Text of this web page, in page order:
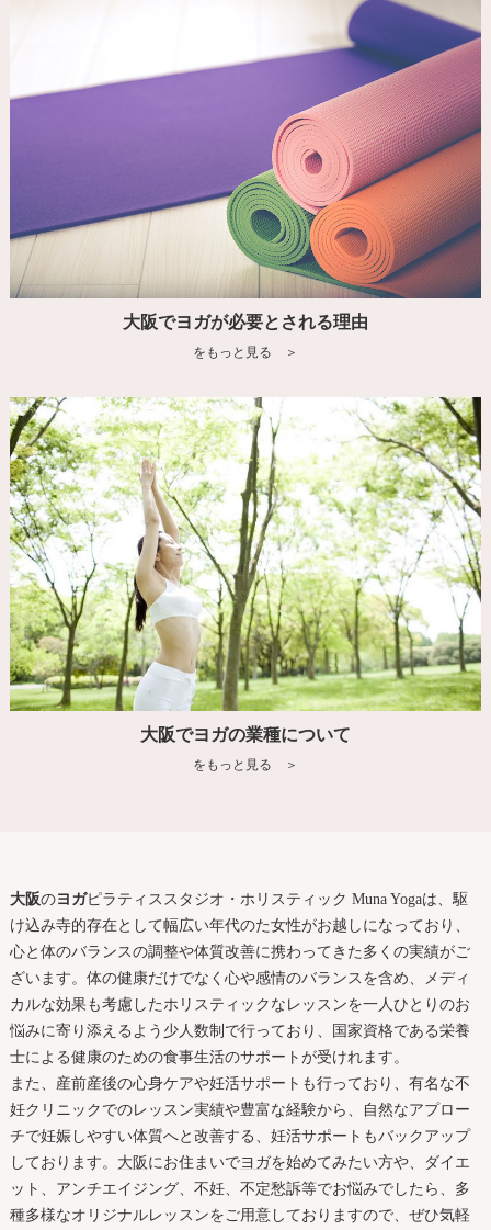
大阪でヨガが必要とされる理由
をもっと見る ＞
大阪でヨガの業種について
をもっと見る ＞
大阪のヨガピラティススタジオ・ホリスティック Muna Yogaは、駆
け込み寺的存在として幅広い年代のた女性がお越しになっており、
心と体のバランスの調整や体質改善に携わってきた多くの実績がご
ざいます。体の健康だけでなく心や感情のバランスを含め、メディ
カルな効果も考慮したホリスティックなレッスンを一人ひとりのお
悩みに寄り添えるよう少人数制で行っており、国家資格である栄養
士による健康のための食事生活のサポートが受けれます。
また、産前産後の心身ケアや妊活サポートも行っており、有名な不
妊クリニックでのレッスン実績や豊富な経験から、自然なアプロー
チで妊娠しやすい体質へと改善する、妊活サポートもバックアップ
しております。 大阪 にお住まいでヨガを始めてみたい方や、ダイエ
ット、アンチエイジング、不妊、不定愁訴等でお悩みでしたら、多
種多様なオリジナルレッスンをご用意しておりますので、ぜひ気軽